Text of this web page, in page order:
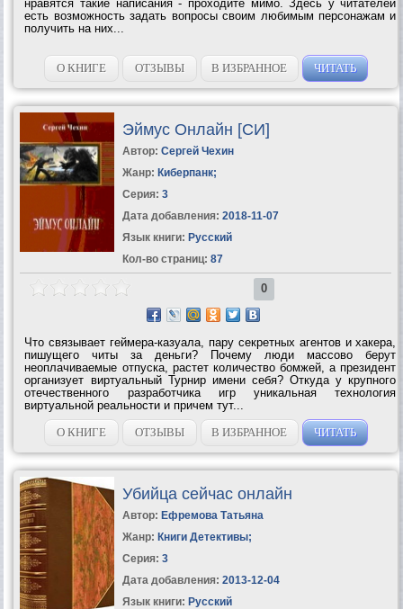
нравятся такие написания - проходите мимо. Здесь у читателей
есть возможность задать вопросы своим любимым персонажам и
получить на них...
О КНИГЕ ОТЗЫВЫ В ИЗБРАННОЕ ЧИТАТЬ
Эймус Онлайн [СИ]
Автор: Сергей Чехин
Жанр: Киберпанк;
Серия: 3
Дата добавления: 2018-11-07
Язык книги: Русский
Кол-во страниц: 87
0
Что связывает геймера-казуала, пару секретных агентов и хакера,
пишущего читы за деньги? Почему люди массово берут
неоплачиваемые отпуска, растет количество бомжей, а президент
организует виртуальный Турнир имени себя? Откуда у крупного
отечественного разработчика игр уникальная технология
виртуальной реальности и причем тут...
О КНИГЕ
ОТЗЫВЫ В ИЗБРАННОЕ ЧИТАТЬ
Убийца сейчас онлайн
Автор: Ефремова Татьяна
Жанр: Книги Детективы;
Серия: 3
Дата добавления: 2013-12-04
Язык книги: Русский